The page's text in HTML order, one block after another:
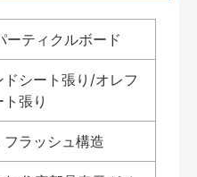
ーティクルボード
ドシート張り/オレフ
張り
フラッシュ構造